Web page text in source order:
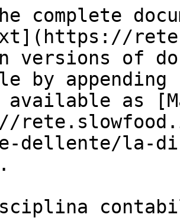
complete
versions of
by
available as
dellente/la-